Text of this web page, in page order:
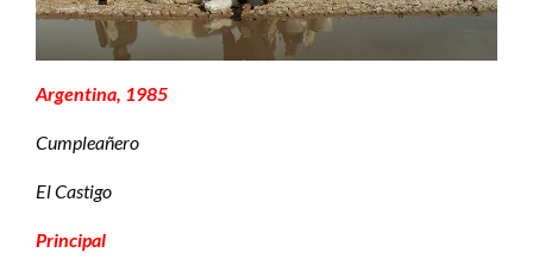
Argentina, 1985
Cumpleañero
El Castigo
Principal